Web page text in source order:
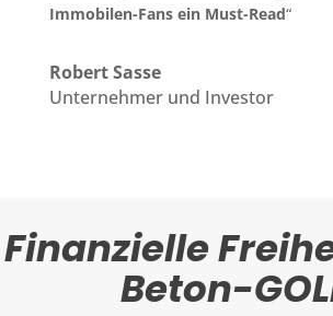
Immobilen-Fans ein Must-Read“
Robert Sasse
Unternehmer und Investor
Finanzielle
Beton-